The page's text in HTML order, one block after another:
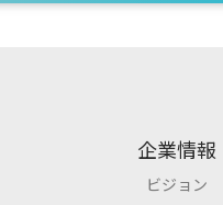
企業情報
ビジョン